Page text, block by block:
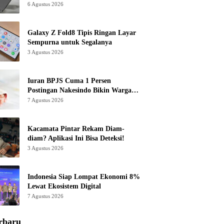
6 Agustus 2026
Galaxy Z Fold8 Tipis Ringan Layar
Sempurna untuk Segalanya
3 Agustus 2026
Iuran BPJS Cuma 1 Persen
Postingan Nakesindo Bikin Warganet
Murka
7 Agustus 2026
Kacamata Pintar Rekam Diam-
diam? Aplikasi Ini Bisa Deteksi!
3 Agustus 2026
Indonesia Siap Lompat Ekonomi 8%
Lewat Ekosistem Digital
7 Agustus 2026